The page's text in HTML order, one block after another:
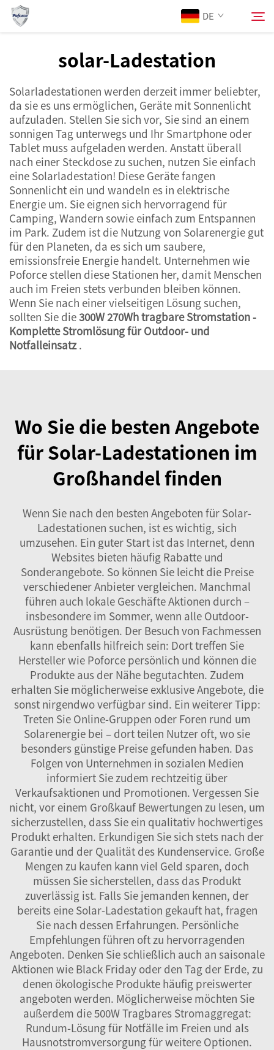
DE
Produkte
Dienstleistungen
Neuigkeiten
Kontaktieren Sie uns
Suchen
solar-Ladestation
Solarladestationen werden derzeit immer beliebter,
da sie es uns ermöglichen, Geräte mit Sonnenlicht
aufzuladen. Stellen Sie sich vor, Sie sind an einem
sonnigen Tag unterwegs und Ihr Smartphone oder
Tablet muss aufgeladen werden. Anstatt überall
nach einer Steckdose zu suchen, nutzen Sie einfach
eine Solarladestation! Diese Geräte fangen
Sonnenlicht ein und wandeln es in elektrische
Energie um. Sie eignen sich hervorragend für
Camping, Wandern sowie einfach zum Entspannen
im Park. Zudem ist die Nutzung von Solarenergie gut
für den Planeten, da es sich um saubere,
emissionsfreie Energie handelt. Unternehmen wie
Poforce stellen diese Stationen her, damit Menschen
auch im Freien stets verbunden bleiben können.
Wenn Sie nach einer vielseitigen Lösung suchen,
sollten Sie die300W 270Wh tragbare Stromstation -
Komplette Stromlösung für Outdoor- und
Notfalleinsatz.
Wo Sie die besten Angebote
für Solar-Ladestationen im
Großhandel finden
Wenn Sie nach den besten Angeboten für Solar-
Ladestationen suchen, ist es wichtig, sich
umzusehen. Ein guter Start ist das Internet, denn
Websites bieten häufig Rabatte und
Sonderangebote. So können Sie leicht die Preise
verschiedener Anbieter vergleichen. Manchmal
führen auch lokale Geschäfte Aktionen durch –
insbesondere im Sommer, wenn alle Outdoor-
Ausrüstung benötigen. Der Besuch von Fachmessen
kann ebenfalls hilfreich sein: Dort treffen Sie
Hersteller wie Poforce persönlich und können die
Produkte aus der Nähe begutachten. Zudem
erhalten Sie möglicherweise exklusive Angebote, die
sonst nirgendwo verfügbar sind. Ein weiterer Tipp:
Treten Sie Online-Gruppen oder Foren rund um
Solarenergie bei – dort teilen Nutzer oft, wo sie
besonders günstige Preise gefunden haben. Das
Folgen von Unternehmen in sozialen Medien
informiert Sie zudem rechtzeitig über
Verkaufsaktionen und Promotionen. Vergessen Sie
nicht, vor einem Großkauf Bewertungen zu lesen, um
sicherzustellen, dass Sie ein qualitativ hochwertiges
Produkt erhalten. Erkundigen Sie sich stets nach der
Garantie und der Qualität des Kundenservice. Große
Mengen zu kaufen kann viel Geld sparen, doch
müssen Sie sicherstellen, dass das Produkt
zuverlässig ist. Falls Sie jemanden kennen, der
bereits eine Solar-Ladestation gekauft hat, fragen
Sie nach dessen Erfahrungen. Persönliche
Empfehlungen führen oft zu hervorragenden
Angeboten. Denken Sie schließlich auch an saisonale
Aktionen wie Black Friday oder den Tag der Erde, zu
denen ökologische Produkte häufig preiswerter
angeboten werden. Möglicherweise möchten Sie
außerdem die500W Tragbares Stromaggregat:
Rundum-Lösung für Notfälle im Freien und als
Hausnotstromversorgungfür weitere Optionen.